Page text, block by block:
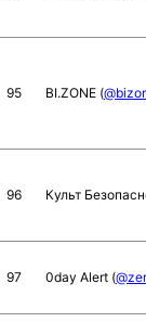
95 BI.ZONE (
96 Культ
97 0day Alert (